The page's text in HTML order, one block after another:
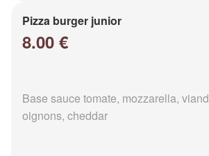
Pizza burger junior
8.00 €
Base sauce tomate, mozzarella,
oignons, cheddar